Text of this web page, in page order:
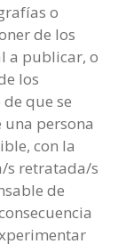
o
de los
a publicar, o
los
que se
persona
con la
s retratada/s
de